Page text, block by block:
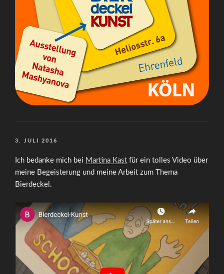
VERÖFFENTLICHT
3. JULI 2016
Ich bedanke mich bei Martina Kast für ein tolles Video über
meine Begeisterung und meine Arbeit zum Thema
Bierdeckel.